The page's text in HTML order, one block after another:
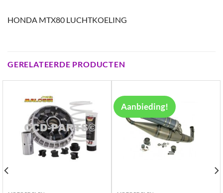
HONDA MTX80 LUCHTKOELING
GERELATEERDE PRODUCTEN
Aanbieding!